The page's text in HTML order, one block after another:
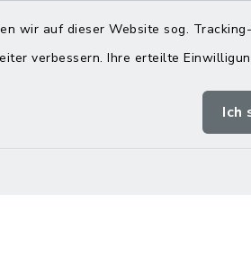
wir auf dieser Website sog.
verbessern. Ihre erteilte
Ich